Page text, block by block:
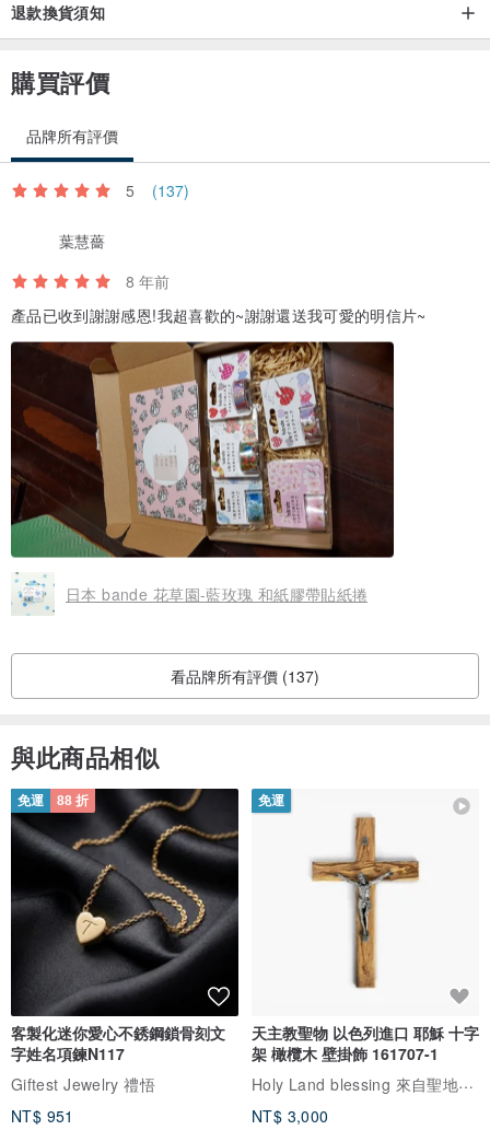
退款換貨須知
購買評價
品牌所有評價
5 (137)
葉慧薔
8 年前
產品已收到謝謝感恩!我超喜歡的~謝謝還送我可愛的明信片~
日本 bande 花草園-藍玫瑰 和紙膠帶貼紙捲
看品牌所有評價 (137)
與此商品相似
免運 88 折
客製化迷你愛心不銹鋼鎖骨刻文
字姓名項鍊N117
Giftest Jewelry 禮悟
NT$ 951
免運
天主教聖物 以色列進口 耶穌 十字
架 橄欖木 壁掛飾 161707-1
Holy Land blessing 來自聖地的祝福
NT$ 3,000